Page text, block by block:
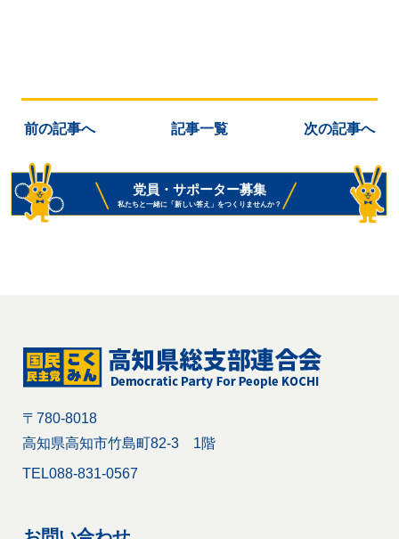
前の記事へ 記事一覧 次の記事へ
党員・サポーター募集
私たちと一緒に「新しい答え」をつくりませんか？
〒780-8018
高知県高知市竹島町82-3 1階
TEL088-831-0567